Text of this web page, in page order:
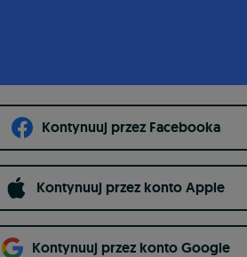
Kontynuuj przez Facebooka
Kontynuuj przez konto Apple
Kontynuuj przez konto Google